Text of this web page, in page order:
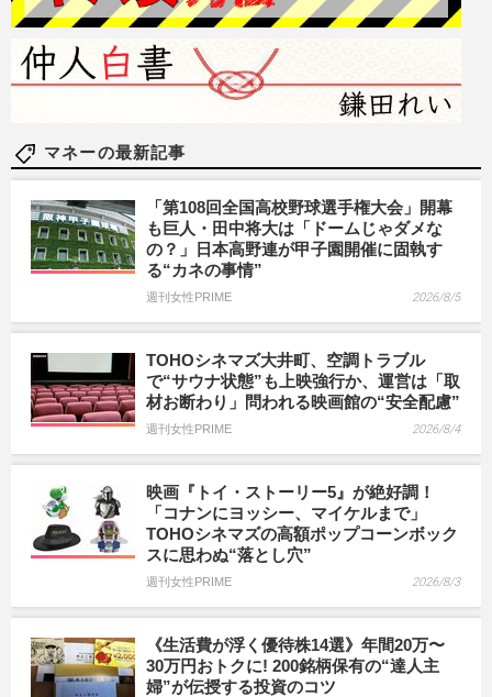
マネーの最新記事
「第108回全国高校野球選手権大会」開幕
も巨人・田中将大は「ドームじゃダメな
の？」日本高野連が甲子園開催に固執す
る“カネの事情”
週刊女性PRIME 2026/8/5
TOHOシネマズ大井町、空調トラブル
で“サウナ状態”も上映強行か、運営は「取
材お断わり」問われる映画館の“安全配慮”
週刊女性PRIME 2026/8/4
映画『トイ・ストーリー5』が絶好調！
「コナンにヨッシー、マイケルまで」
TOHOシネマズの高額ポップコーンボック
スに思わぬ“落とし穴”
週刊女性PRIME 2026/8/3
《生活費が浮く優待株14選》年間20万〜
30万円おトクに! 200銘柄保有の“達人主
婦”が伝授する投資のコツ